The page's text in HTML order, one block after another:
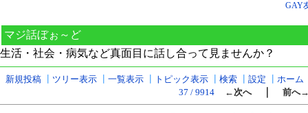
GAY
マジ話ぼぉ～ど
生活・社会・病気など真面目に話し合って見ませんか？
新規投稿 ツリー表示 一覧表示 トピック表示 検索 設定
ホーム
37 / 9914
←次へ｜ 前へ